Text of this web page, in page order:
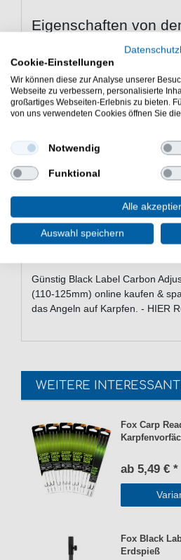
Eigenschaften von
Bars (110-125mm)
Rutenhalterung
Zwei 2-Ruten-Versionen
Schlanke Buzzer Bars aus
Rutenauflagen zu
Anodisierte
die Schraube mit dem
Tool noch besser
12mm Gewindeteile,
Carbon Banksticks
Unglaublich leicht, aber
Günstig Black Label Carbon
(110-125mm) online kaufen &
das Angeln auf Karpfen. - HIER
WEITERE
Fox Carp
ab 5,49 € *
Fox Black
Erdspieß
Cookie-Einstellungen
Wir können diese zur Analyse unserer
Webseite zu verbessern, personalisierte
großartiges Webseiten-Erlebnis zu bieten.
von uns verwendeten Cookies öffnen Sie
Notwendig
Funktional
Alle
Auswahl speichern